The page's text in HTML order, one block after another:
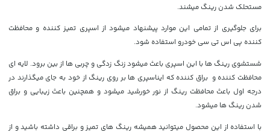
مستحلک شدن رینگ میشند.
برای جلوگیری از تمامی این موارد پیشنهاد میشود از اسپری تمیز کننده و محافظت
کننده پی اس تی سی خودرو استفاده شود.
شستشوی رینگ ها با این اسپری باعث میشود زنگ زدگی و چربی ها از بین برود. لایه ای
محافظت کننده و براق کننده که ایناسپری ها بر روی رینگ از خود به جای میگذارند در
درجه اول باعث محافظت رینگ از نور خورشید میشود و همچنین باعث زیبایی و براق
شدن رینگ ها میشود.
با استفاده از این محصول میتوانید همیشه رینگ های تمیز و براقی داشته باشید و از